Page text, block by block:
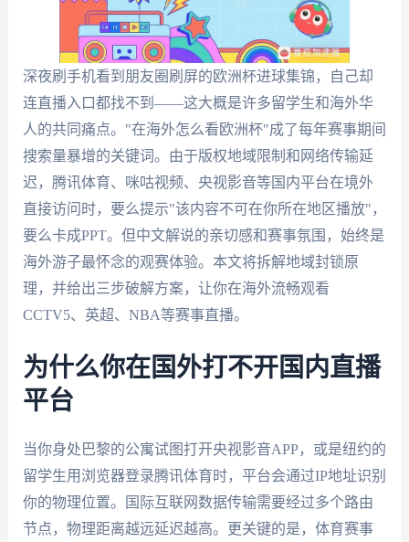
深夜刷手机看到朋友圈刷屏的欧洲杯进球集锦，自己却
连直播入口都找不到——这大概是许多留学生和海外华
人的共同痛点。"在海外怎么看欧洲杯"成了每年赛事期间
搜索量暴增的关键词。由于版权地域限制和网络传输延
迟，腾讯体育、咪咕视频、央视影音等国内平台在境外
直接访问时，要么提示"该内容不可在你所在地区播放"，
要么卡成PPT。但中文解说的亲切感和赛事氛围，始终是
海外游子最怀念的观赛体验。本文将拆解地域封锁原
理，并给出三步破解方案，让你在海外流畅观看
CCTV5、英超、NBA等赛事直播。
为什么你在国外打不开国内直播
平台
当你身处巴黎的公寓试图打开央视影音APP，或是纽约的
留学生用浏览器登录腾讯体育时，平台会通过IP地址识别
你的物理位置。国际互联网数据传输需要经过多个路由
节点，物理距离越远延迟越高。更关键的是，体育赛事